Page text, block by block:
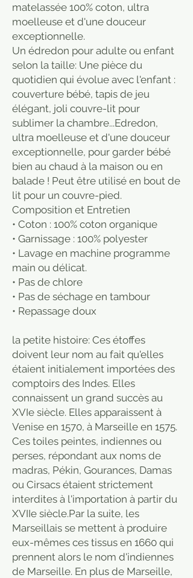
matelassée 100% coton, ultra
moelleuse et d'une douceur
exceptionnelle.
Un édredon pour adulte ou enfant
selon la taille: Une pièce du
quotidien qui évolue avec l'enfant :
couverture bébé, tapis de jeu
élégant, joli couvre-lit pour
sublimer la chambre...⁠Edredon,
ultra moelleuse et d'une douceur
exceptionnelle, pour garder bébé
bien au chaud à la maison ou en
balade ! Peut être utilisé en bout de
lit pour un couvre-pied.
Composition et Entretien
• Coton : 100% coton organique
• Garnissage : 100% polyester
• Lavage en machine programme
main ou délicat.
• Pas de chlore
• Pas de séchage en tambour
• Repassage doux
la petite histoire: Ces étoffes
doivent leur nom au fait qu'elles
étaient initialement importées des
comptoirs des Indes. Elles
connaissent un grand succès au
XVIe siècle. Elles apparaissent à
Venise en 1570, à Marseille en 1575.
Ces toiles peintes, indiennes ou
perses, répondant aux noms de
madras, Pékin, Gourances, Damas
ou Cirsacs étaient strictement
interdites à l'importation à partir du
XVIIe siècle.Par la suite, les
Marseillais se mettent à produire
eux-mêmes ces tissus en 1660 qui
prennent alors le nom d'indiennes
de Marseille. En plus de Marseille,